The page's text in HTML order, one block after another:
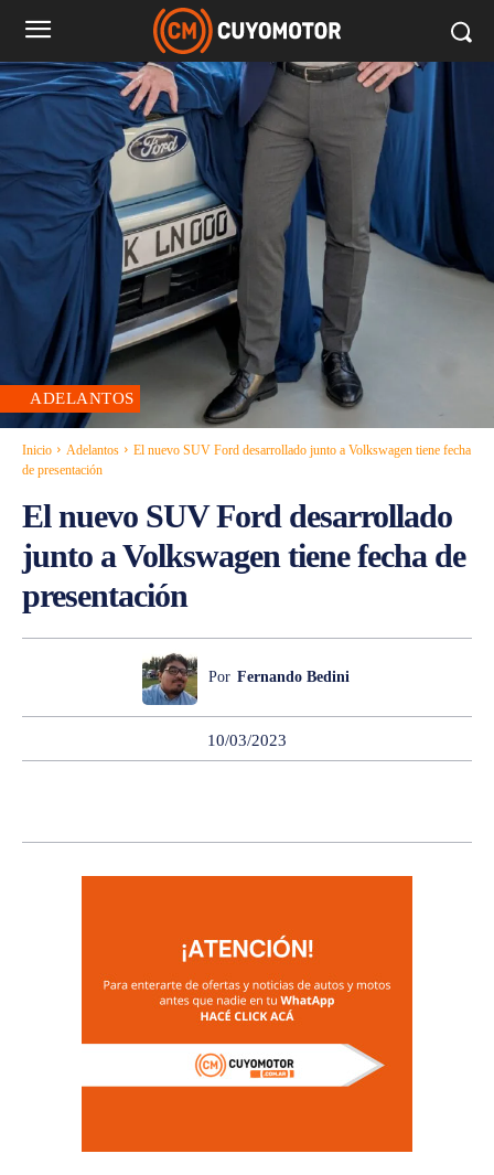
ADELANTOS
Inicio Adelantos
El nuevo SUV Ford desarrollado junto a Volkswagen tiene fecha
de presentación
El nuevo SUV Ford desarrollado
junto a Volkswagen tiene fecha de
presentación
Por Fernando Bedini
10/03/2023